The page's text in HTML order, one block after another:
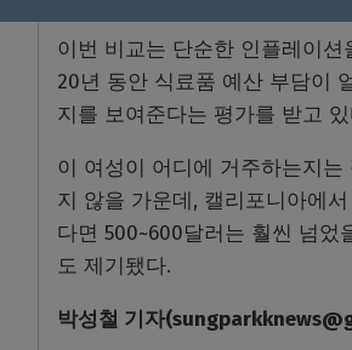
이번 비교는 단순한 인플레이션
20년 동안 식료품 예산 부담이
지를 보여준다는 평가를 받고
이 여성이 어디에 거주하는지는
지 않을 가운데, 캘리포니아에
다면 500~600달러는 훨씬 넘었
도 제기됐다.
박성철 기자